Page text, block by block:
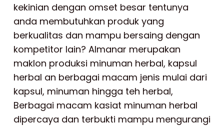
kekinian dengan omset besar tentunya
anda membutuhkan produk yang
berkualitas dan mampu bersaing dengan
kompetitor lain? Almanar merupakan
maklon produksi minuman herbal, kapsul
herbal an berbagai macam jenis mulai dari
kapsul, minuman hingga teh herbal,
Berbagai macam kasiat minuman herbal
dipercaya dan terbukti mampu mengurangi